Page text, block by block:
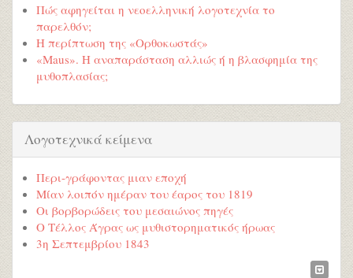
Πώς αφηγείται η νεοελληνική λογοτεχνία το
παρελθόν;
Η περίπτωση της «Ορθοκωστάς»
«Maus». Η αναπαράσταση αλλιώς ή η βλασφημία της
μυθοπλασίας;
Λογοτεχνικά κείμενα
Περι-γράφοντας μιαν εποχή
Μίαν λοιπόν ημέραν του έαρος του 1819
Οι βορβορώδεις του μεσαιώνος πηγές
Ο Τέλλος Άγρας ως μυθιστορηματικός ήρωας
3η Σεπτεμβρίου 1843